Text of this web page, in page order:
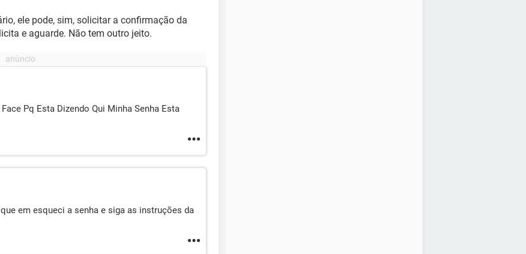
ele pode, sim, solicitar a confirmação da
e aguarde. Não tem outro jeito.
Pq Esta Dizendo Qui Minha Senha Esta
em esqueci a senha e siga as instruções da